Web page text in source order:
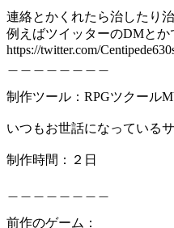
連絡とかくれたら治したり
例えばツイッターのDMとか
https://twitter.com/
制作ツール：RPGツクール
いつもお世話になっている
制作時間：２日
前作のゲーム：